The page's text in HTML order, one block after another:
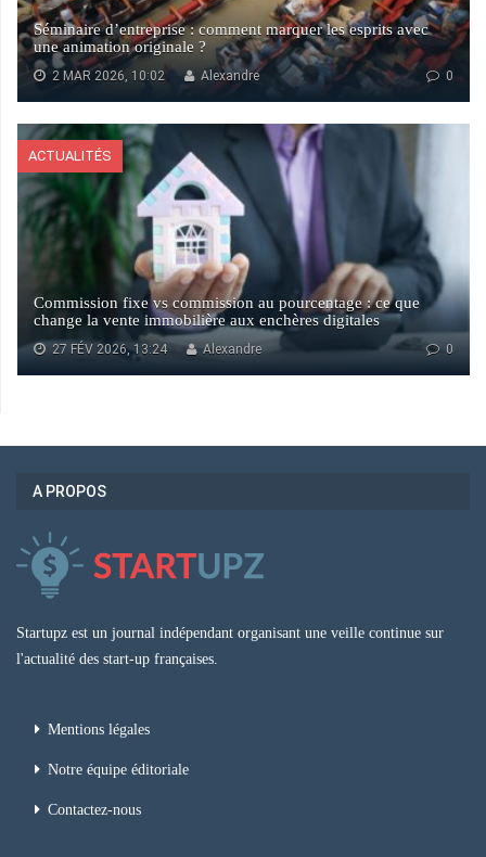
Séminaire d’entreprise : comment marquer les esprits avec
une animation originale ?
2 MAR 2026, 10:02 0
Alexandre
ACTUALITÉS
Commission fixe vs commission au pourcentage : ce que
change la vente immobilière aux enchères digitales
27 FÉV 2026, 13:24 0
Alexandre
A PROPOS
Startupz est un journal indépendant organisant une veille continue sur
l'actualité des start-up françaises.
Mentions légales
Notre équipe éditoriale
Contactez-nous